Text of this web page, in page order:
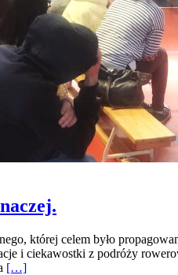
której celem było
i ciekawostki z podróży
[…]